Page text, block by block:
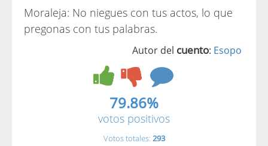
Moraleja: No niegues con tus actos, lo que
pregonas con tus palabras.
Autor del cuento: Esopo
79.86%
votos positivos
Votos totales: 293